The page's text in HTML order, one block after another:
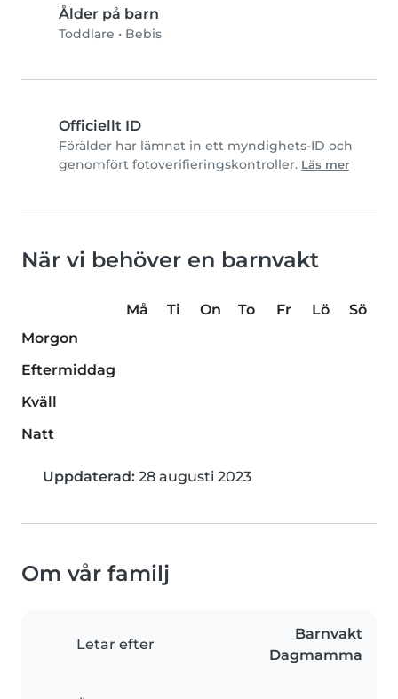
Ålder på barn
Toddlare • Bebis
Officiellt ID
Förälder har lämnat in ett myndighets-ID och
genomfört fotoverifieringskontroller. Läs mer
När vi behöver en barnvakt
Må Ti On To Fr Lö
Sö
Morgon
Eftermiddag
Kväll
Natt
Uppdaterad: 28 augusti 2023
Om vår familj
Letar efter
Barnvakt
Dagmamma